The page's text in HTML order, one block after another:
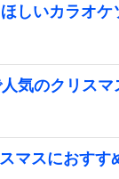
しいカラオケ
気のクリスマ
マスにおす